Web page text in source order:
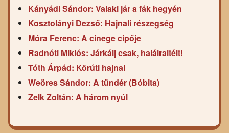
Kányádi Sándor: Valaki jár a fák hegyén
Kosztolányi Dezső: Hajnali részegség
Móra Ferenc: A cinege cipője
Radnóti Miklós: Járkálj csak, halálraitélt!
Tóth Árpád: Körúti hajnal
Weöres Sándor: A tündér (Bóbita)
Zelk Zoltán: A három nyúl